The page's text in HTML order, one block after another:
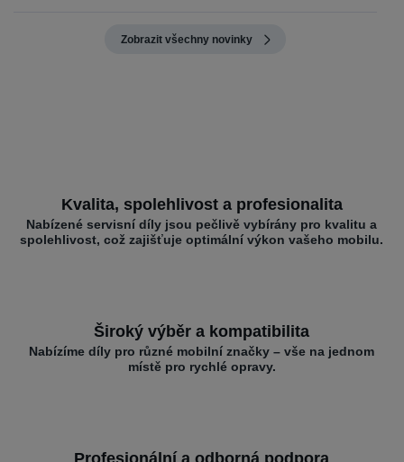
Zobrazit všechny novinky
Kvalita, spolehlivost a profesionalita
Nabízené servisní díly jsou pečlivě vybírány pro kvalitu a
spolehlivost, což zajišťuje optimální výkon vašeho mobilu.
Široký výběr a kompatibilita
Nabízíme díly pro různé mobilní značky – vše na jednom
místě pro rychlé opravy.
Profesionální a odborná podpora